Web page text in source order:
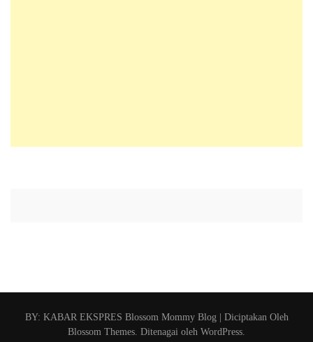
BY: KABAR EKSPRES Blossom Mommy Blog | Diciptakan Oleh
Blossom Themes. Ditenagai oleh WordPress.